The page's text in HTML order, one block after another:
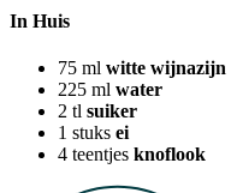
In Huis
75 ml witte wijnazijn
225 ml water
2 tl suiker
1 stuks ei
4 teentjes knoflook